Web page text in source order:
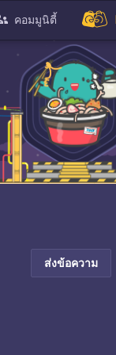
คอมมูนิตี้
ส่งข้อความ